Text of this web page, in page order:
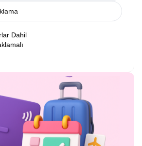
Dahil